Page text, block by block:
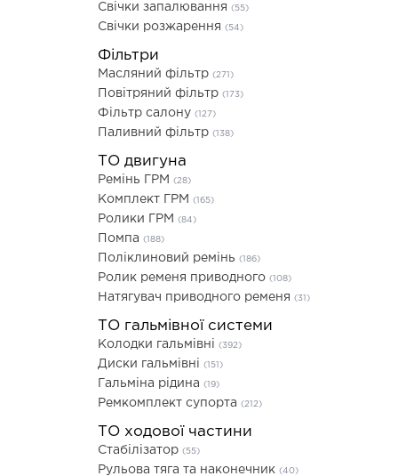
Свічки запалювання (55)
Свічки розжарення (54)
Фільтри
Масляний фільтр (271)
Повітряний фільтр (173)
Фільтр салону (127)
Паливний фільтр (138)
ТО двигуна
Ремінь ГРМ (28)
Комплект ГРМ (165)
Ролики ГРМ (84)
Помпа (188)
Поліклиновий ремінь (186)
Ролик ременя приводного (108)
Натягувач приводного ременя (31)
ТО гальмівної системи
Колодки гальмівні (392)
Диски гальмівні (151)
Гальміна рідина (19)
Ремкомплект супорта (212)
ТО ходової частини
Стабілізатор (55)
Рульова тяга та наконечник (40)